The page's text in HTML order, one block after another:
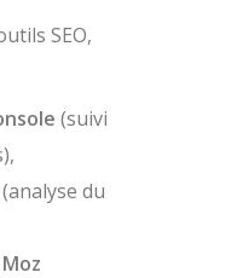
SEO,
(suivi
(analyse du